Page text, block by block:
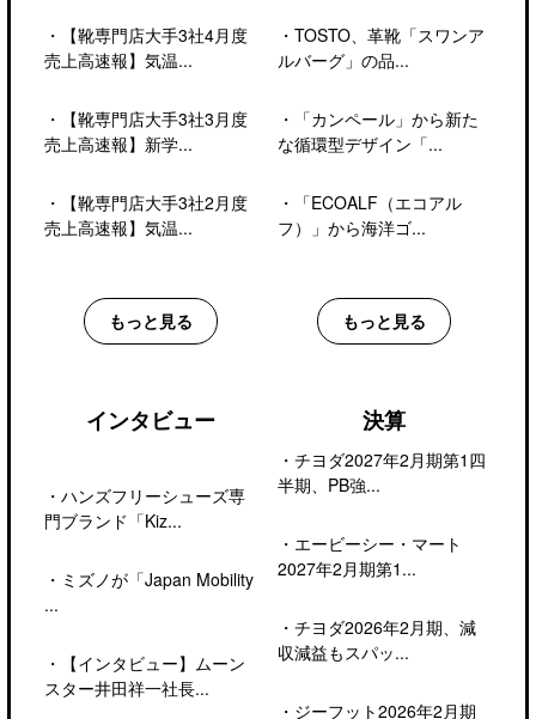
・
【靴専門店大手3社4月度
売上高速報】気温...
・
【靴専門店大手3社3月度
売上高速報】新学...
・
【靴専門店大手3社2月度
売上高速報】気温...
もっと見る
・ TOSTO、革靴「スワンア
ルバーグ」の品...
・
「カンペール」から新た
な循環型デザイン「...
・
「ECOALF（エコアル
フ）」から海洋ゴ...
もっと見る
インタビュー
・ ハンズフリーシューズ専
門ブランド「Kiz...
・ ミズノが「Japan Mobility
...
・
【インタビュー】ムーン
スター井田祥一社長...
決算
・ チヨダ2027年2月期第1四
半期、PB強...
・ エービーシー・マート
2027年2月期第1...
・ チヨダ2026年2月期、減
収減益もスパッ...
・ ジーフット2026年2月期